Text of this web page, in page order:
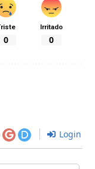
0
Irritado
0
Login